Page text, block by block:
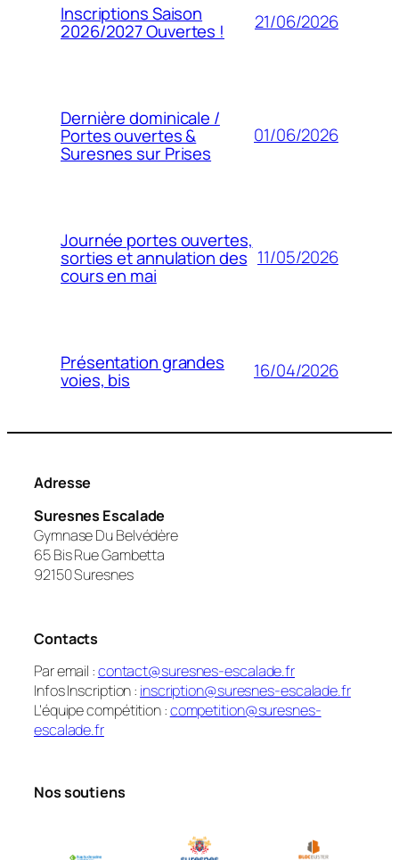
Inscriptions Saison
2026/2027 Ouvertes ! 21/06/2026
Dernière dominicale /
Portes ouvertes &
Suresnes sur Prises
01/06/2026
Journée portes ouvertes,
sorties et annulation des
cours en mai
11/05/2026
Présentation grandes
voies, bis 16/04/2026
Adresse
Suresnes Escalade
Gymnase Du Belvédère
65 Bis Rue Gambetta
92150 Suresnes
Contacts
Par email :contact@suresnes-escalade.fr
Infos Inscription : inscription@suresnes-escalade.fr
L’équipe compétition :competition@suresnes-
escalade.fr
Nos soutiens